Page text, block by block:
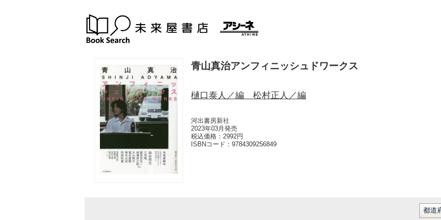
青山真治アンフィニッシュドワークス
樋口泰人／編 松村正人／編
河出書房新社
2023年03月発売
税込価格：2992円
ISBNコード： 9784309256849